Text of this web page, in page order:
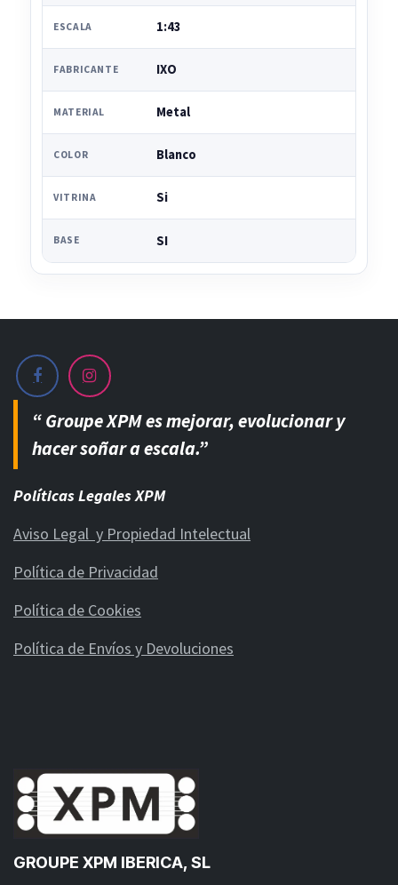
ESCALA 1:43
FABRICANTE IXO
MATERIAL Metal
COLOR Blanco
VITRINA Si
BASE SI
“ Groupe XPM es mejorar, evolucionar y
hacer soñar a escala.”
Políticas Legales XPM
Aviso Legal y Propiedad Intelectual
Política de Privacidad
Política de Cookies
Política de Envíos y Devoluciones
GROUPE XPM IBERICA, SL